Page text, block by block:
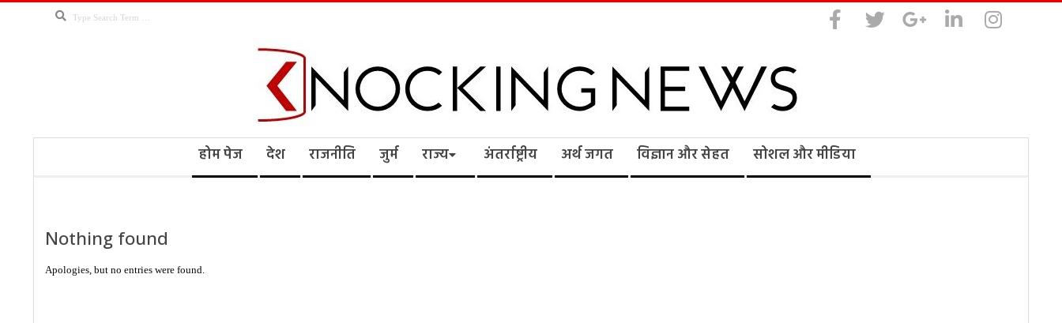
Search
Knocking
होम पेज देश राजनीति जुर्म राज्य अंतर्राष्ट्रीय अर्थ जगत विज्ञान और सेहत सोशल और मीडिया
Nothing found
Apologies, but no entries were found.